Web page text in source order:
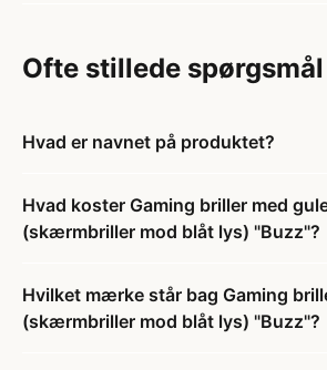
Ofte stillede spørgsmål
Hvad er navnet på produktet?
Hvad koster Gaming briller med
(skærmbriller mod blåt lys) "Buzz"?
Hvilket mærke står bag Gaming
(skærmbriller mod blåt lys) "Buzz"?